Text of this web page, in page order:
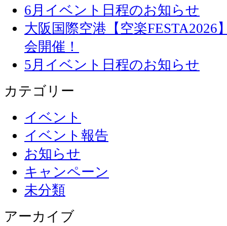
6月イベント日程のお知らせ
大阪国際空港【空楽
会開催！
5月イベント日程のお知らせ
カテゴリー
イベント
イベント報告
お知らせ
キャンペーン
未分類
アーカイブ